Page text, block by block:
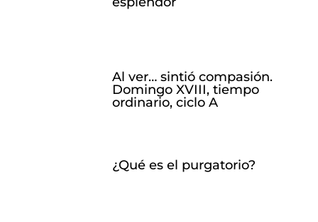
Al ver… sintió compasión.
Domingo XVIII, tiempo
ordinario, ciclo A
¿Qué es el purgatorio?